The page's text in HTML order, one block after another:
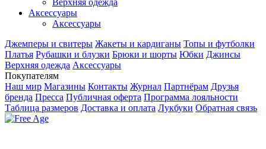
Верхняя одежда
Аксесcуары
Аксесcуары
Джемперы и свитеры Жакеты и кардиганы Топы и футболки
Платья Рубашки и блузки Брюки и шорты Юбки Джинсы
Верхняя одежда Аксесcуары
Покупателям
Наш мир Магазины Контакты Журнал Партнёрам Друзья
бренда Пресса Публичная оферта Программа лояльности
Таблица размеров Доставка и оплата Лукбуки Обратная связь